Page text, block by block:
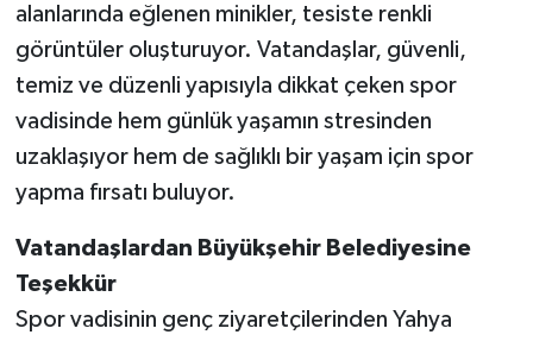
alanlarında eğlenen minikler, tesiste renkli
görüntüler oluşturuyor. Vatandaşlar, güvenli,
temiz ve düzenli yapısıyla dikkat çeken spor
vadisinde hem günlük yaşamın stresinden
uzaklaşıyor hem de sağlıklı bir yaşam için spor
yapma fırsatı buluyor.
Vatandaşlardan Büyükşehir Belediyesine
Teşekkür
Spor vadisinin genç ziyaretçilerinden Yahya